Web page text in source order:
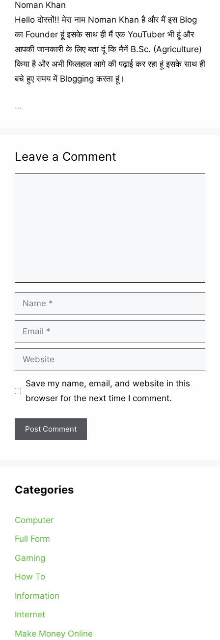
Noman Khan
Hello दोस्तों!! मेरा नाम Noman Khan है और मैं इस Blog
का Founder हूं इसके साथ ही मैं एक YouTuber भी हूं और
आपकी जानकारी के लिए बता दूं कि मैनें B.Sc. (Agriculture)
किया है और अभी फिलहाल आगे की पढ़ाई कर रहा हूं इसके साथ ही
बचे हुए समय में Blogging करता हूं।
...
Leave a Comment
Name
Email
Website
Save my name, email, and website in this
browser for the next time I comment.
Categories
Computer
Full Form
Gaming
How To
Information
Internet
Make Money Online